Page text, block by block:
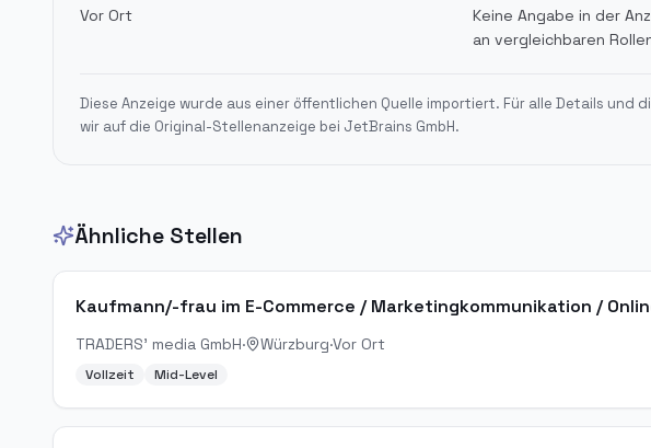
Vor Ort
Keine Angabe in der
an vergleichbaren
Diese Anzeige wurde aus einer öffentlichen Quelle importiert. Für alle Details und
wir auf die Original-Stellenanzeige bei JetBrains GmbH.
Ähnliche Stellen
Kaufmann/-frau im E-Commerce / Marketingkommunikation /
TRADERS' media GmbH· Würzburg·Vor Ort
Vollzeit Mid-Level